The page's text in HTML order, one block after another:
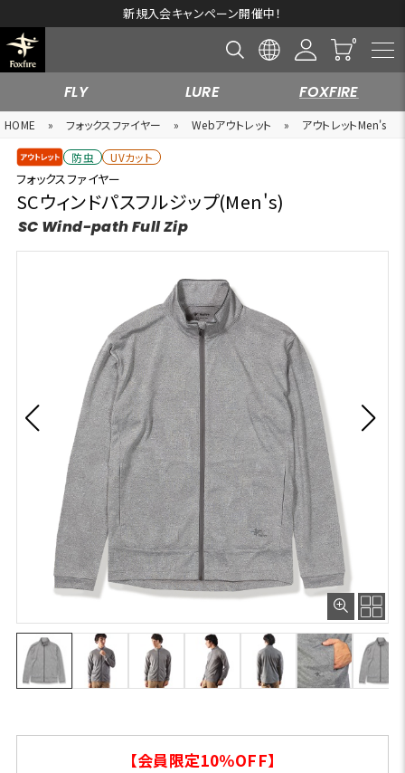
新規入会キャンペーン開催中！
FLY LURE FOXFIRE
HOME » フォックスファイヤー » Webアウトレット » アウトレットMen's
防虫 UVカット
フォックスファイヤー
SCウィンドパスフルジップ(Men's)
SC Wind-path Full Zip
【会員限定10％OFF】